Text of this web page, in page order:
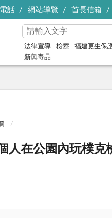
話 網站導覽 首長信箱
法律宣導 檢察 福建更生保
新興毒品
人在公園內玩樸